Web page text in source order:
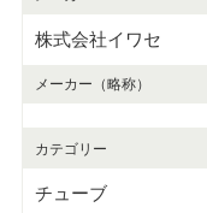
株式会社イワセ
メーカー（略称）
カテゴリー
チューブ